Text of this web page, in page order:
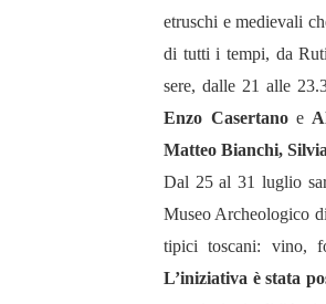
etruschi e medievali
di tutti i tempi, da
sere, dalle 21 alle
Enzo Casertanoe
Matteo Bianchi,
Dal 25 al 31 luglio
Museo Archeologico
tipici toscani: vino,
L’iniziativa è stata